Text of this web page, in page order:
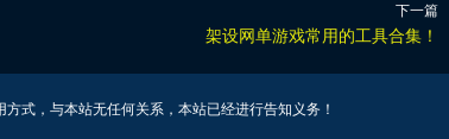
下一篇
架设网单游戏常用的工具合集！
式，与本站无任何关系，本站已经进行告知义务！